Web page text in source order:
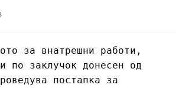
за внатрешни работи,
по заклучок донесен од
постапка за